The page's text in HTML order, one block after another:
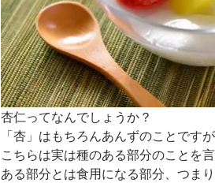
杏仁ってなんでしょうか？
「杏」はもちろんあんずのことです
こちらは実は種のある部分のことを言
ある部分とは食用になる部分、つま